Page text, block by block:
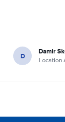
D Damir
Location